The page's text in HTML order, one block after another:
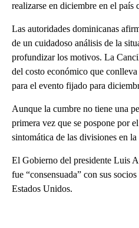
realizarse en diciembre en el país
Las autoridades dominicanas
de un cuidadoso análisis de la
profundizar los motivos. La
del costo económico que
para el evento fijado para
Aunque la cumbre no tiene una
primera vez que se pospone por
sintomática de las divisiones en la
El Gobierno del presidente Luis
fue “consensuada” con sus
Estados Unidos.